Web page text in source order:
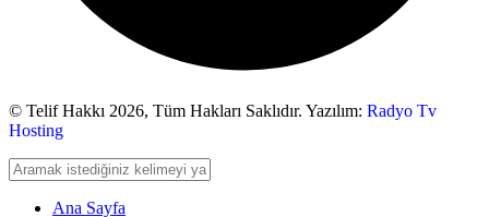
© Telif Hakkı 2026, Tüm Hakları Saklıdır. Yazılım: Radyo Tv
Hosting
Ana Sayfa